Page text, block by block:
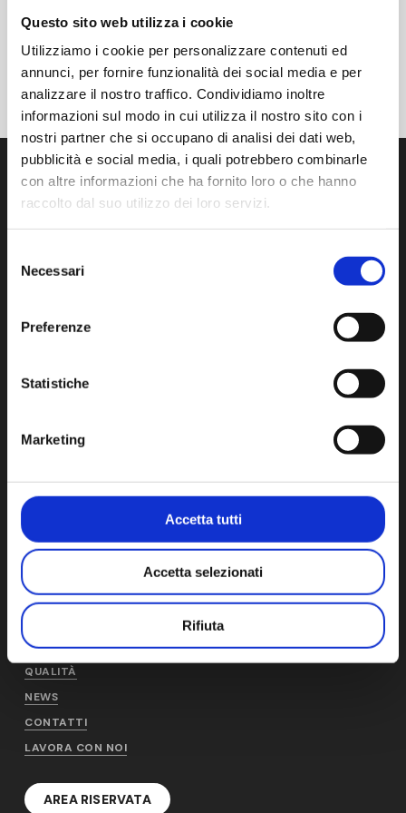
Questo sito web utilizza i cookie
Utilizziamo i cookie per personalizzare contenuti ed
annunci, per fornire funzionalità dei social media e per
analizzare il nostro traffico. Condividiamo inoltre
informazioni sul modo in cui utilizza il nostro sito con i
nostri partner che si occupano di analisi dei dati web,
pubblicità e social media, i quali potrebbero combinarle
con altre informazioni che ha fornito loro o che hanno
raccolto dal suo utilizzo dei loro servizi.
delNecessari
Preferenze
Statistiche
Marketing
Accetta tutti
Accetta selezionati
Rifiuta
Sviluppiamo, Produciamo e Distribuiamo prodotti e servizi
all’avanguardia per il controllo della contaminazione in
Via Isonzo, 1/C 20812 Limbiate (MB) Italy
info@aminstruments.com
CHI SIAMO
SOSTENIBILITÀ
PRODOTTI E SERVIZI
AM PRODUCTION
AM DISTRIBUTION
AM SERVICE
CONDIZIONI GENERALI
QUALITÀ
NEWS
CONTATTI
LAVORA CON NOI
AREA RISERVATA